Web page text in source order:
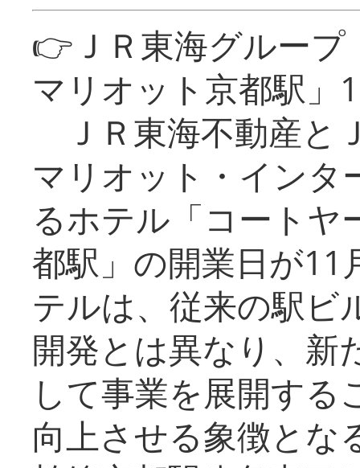
👉ＪＲ東海グルー
マリオット京都駅」
ＪＲ東海不動産と
マリオット・インタ
るホテル「コートヤ
都駅」の開業日が11
テルは、従来の駅ビ
開発とは異なり、新
して事業を展開する
向上させる象徴とな